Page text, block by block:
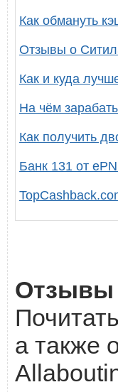
Как обмануть
Отзывы о
Как и куда
На чём
Как получить
Банк 131 от
Отзывы
а также